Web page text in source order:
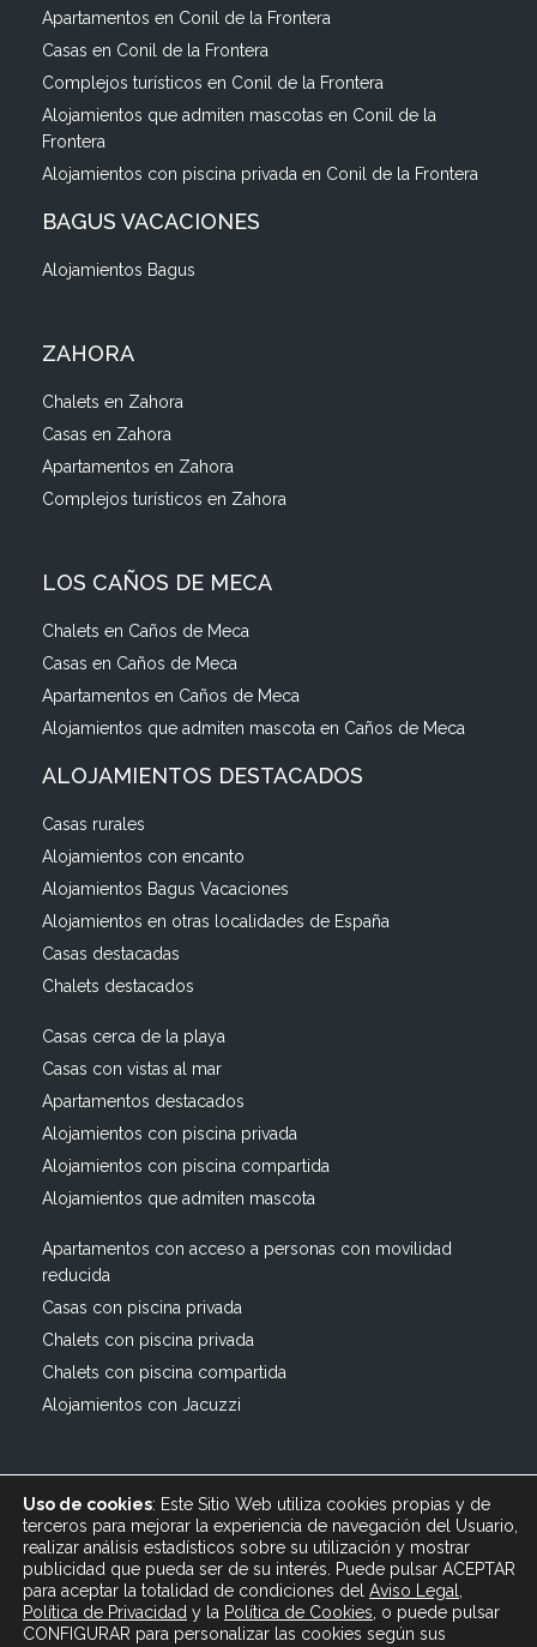
Apartamentos en Conil de la Frontera
Casas en Conil de la Frontera
Complejos turísticos en Conil de la Frontera
Alojamientos que admiten mascotas en Conil de la
Frontera
Alojamientos con piscina privada en Conil de la Frontera
BAGUS VACACIONES
Alojamientos Bagus
ZAHORA
Chalets en Zahora
Casas en Zahora
Apartamentos en Zahora
Complejos turísticos en Zahora
LOS CAÑOS DE MECA
Chalets en Caños de Meca
Casas en Caños de Meca
Apartamentos en Caños de Meca
Alojamientos que admiten mascota en Caños de Meca
ALOJAMIENTOS DESTACADOS
Casas rurales
Alojamientos con encanto
Alojamientos Bagus Vacaciones
Alojamientos en otras localidades de España
Casas destacadas
Chalets destacados
Casas cerca de la playa
Casas con vistas al mar
Apartamentos destacados
Alojamientos con piscina privada
Alojamientos con piscina compartida
Alojamientos que admiten mascota
Apartamentos con acceso a personas con movilidad
reducida
Casas con piscina privada
Chalets con piscina privada
Chalets con piscina compartida
Alojamientos con Jacuzzi
© 2019 All rights reserved Bagus Vacaciones :: Alquiler
Turístico Vacacional en España, Andalucía, Cádiz ·
info@bagusvacaciones.es · Tel.: 610 89 35 05 · Diseño
Uso de cookies: Este Sitio Web utiliza cookies propias y de
terceros para mejorar la experiencia de navegación del Usuario,
realizar análisis estadísticos sobre su utilización y mostrar
publicidad que pueda ser de su interés. Puede pulsar ACEPTAR
para aceptar la totalidad de condiciones del Aviso Legal
Política de Privacidad y la Política de Cookies , o puede pulsar
CONFIGURAR para personalizar las cookies según sus